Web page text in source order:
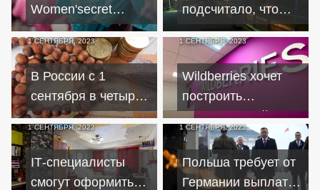
Women'secret
заработали в
России по
белорусской
франшизе
подсчитало, что
госдолг Китая
превысит ВВП к
2027 году
1 СЕНТЯБРЯ, 2023
В России с 1
сентября в четырех
регионах запустили
исламский банкинг
1 СЕНТЯБРЯ, 2023
Wildberries хочет
построить
логистический
центр в Беларуси
1 СЕНТЯБРЯ, 2023
IТ-специалисты
смогут оформить
1 СЕНТЯБРЯ, 2023
Польша требует от
Германии выплаты